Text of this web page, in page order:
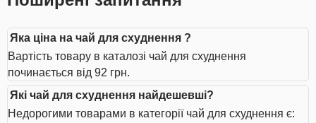
Яка ціна на чай для схуднення ?
Вартість товару в каталозі чай для схуднення
починається від 92 грн.
Які чай для схуднення найдешевші?
Недорогими товарами в категорії чай для схуднення є: